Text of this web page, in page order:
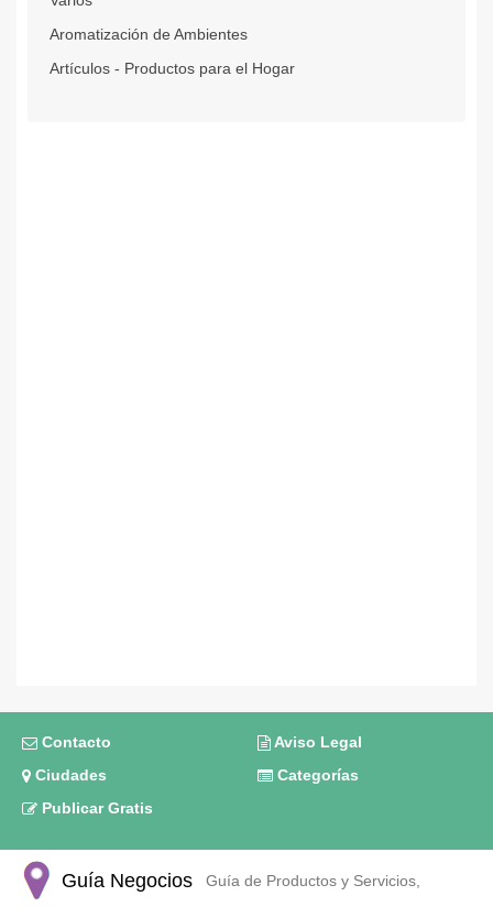
Aromatización de Ambientes
Artículos - Productos para el Hogar
Contacto
Aviso Legal
Ciudades
Categorías
Publicar Gratis
Guía Negocios Guía de Productos y Servicios,